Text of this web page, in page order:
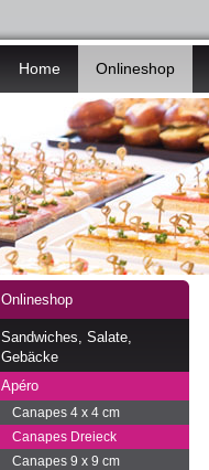
Home Onlineshop
Onlineshop
Sandwiches, Salate,
Gebäcke
Apéro
Canapes 4 x 4 cm
Canapes Dreieck
Canapes 9 x 9 cm